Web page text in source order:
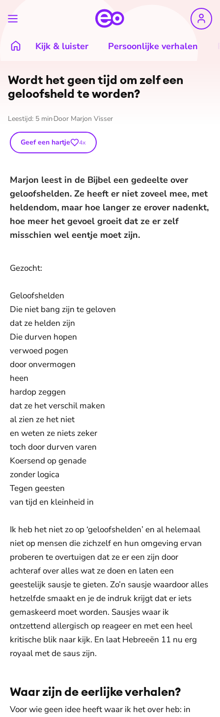
Kijk & luister Persoonlijke verhalen
Wordt het geen tijd om zelf een
geloofsheld te worden?
Leestijd: 5 min Door Marjon Visser
Geef een hartje 4x
Marjon leest in de Bijbel een gedeelte over
geloofshelden. Ze heeft er niet zoveel mee, met
heldendom, maar hoe langer ze erover nadenkt,
hoe meer het gevoel groeit dat ze er zelf
misschien wel eentje moet zijn.
Gezocht:
Geloofshelden
Die niet bang zijn te geloven
dat ze helden zijn
Die durven hopen
verwoed pogen
door onvermogen
heen
hardop zeggen
dat ze het verschil maken
al zien ze het niet
en weten ze niets zeker
toch door durven varen
Koersend op genade
zonder logica
Tegen geesten
van tijd en kleinheid in
Ik heb het niet zo op ‘geloofshelden’ en al helemaal
niet op mensen die zichzelf en hun omgeving ervan
proberen te overtuigen dat ze er een zijn door
achteraf over alles wat ze doen en laten een
geestelijk sausje te gieten. Zo’n sausje waardoor alles
hetzelfde smaakt en je de indruk krijgt dat er iets
gemaskeerd moet worden. Sausjes waar ik
ontzettend allergisch op reageer en met een heel
kritische blik naar kijk. En laat Hebreeën 11 nu erg
royaal met de saus zijn.
Waar zijn de eerlijke verhalen?
Voor wie geen idee heeft waar ik het over heb: in